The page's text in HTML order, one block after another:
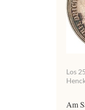
Los
Am